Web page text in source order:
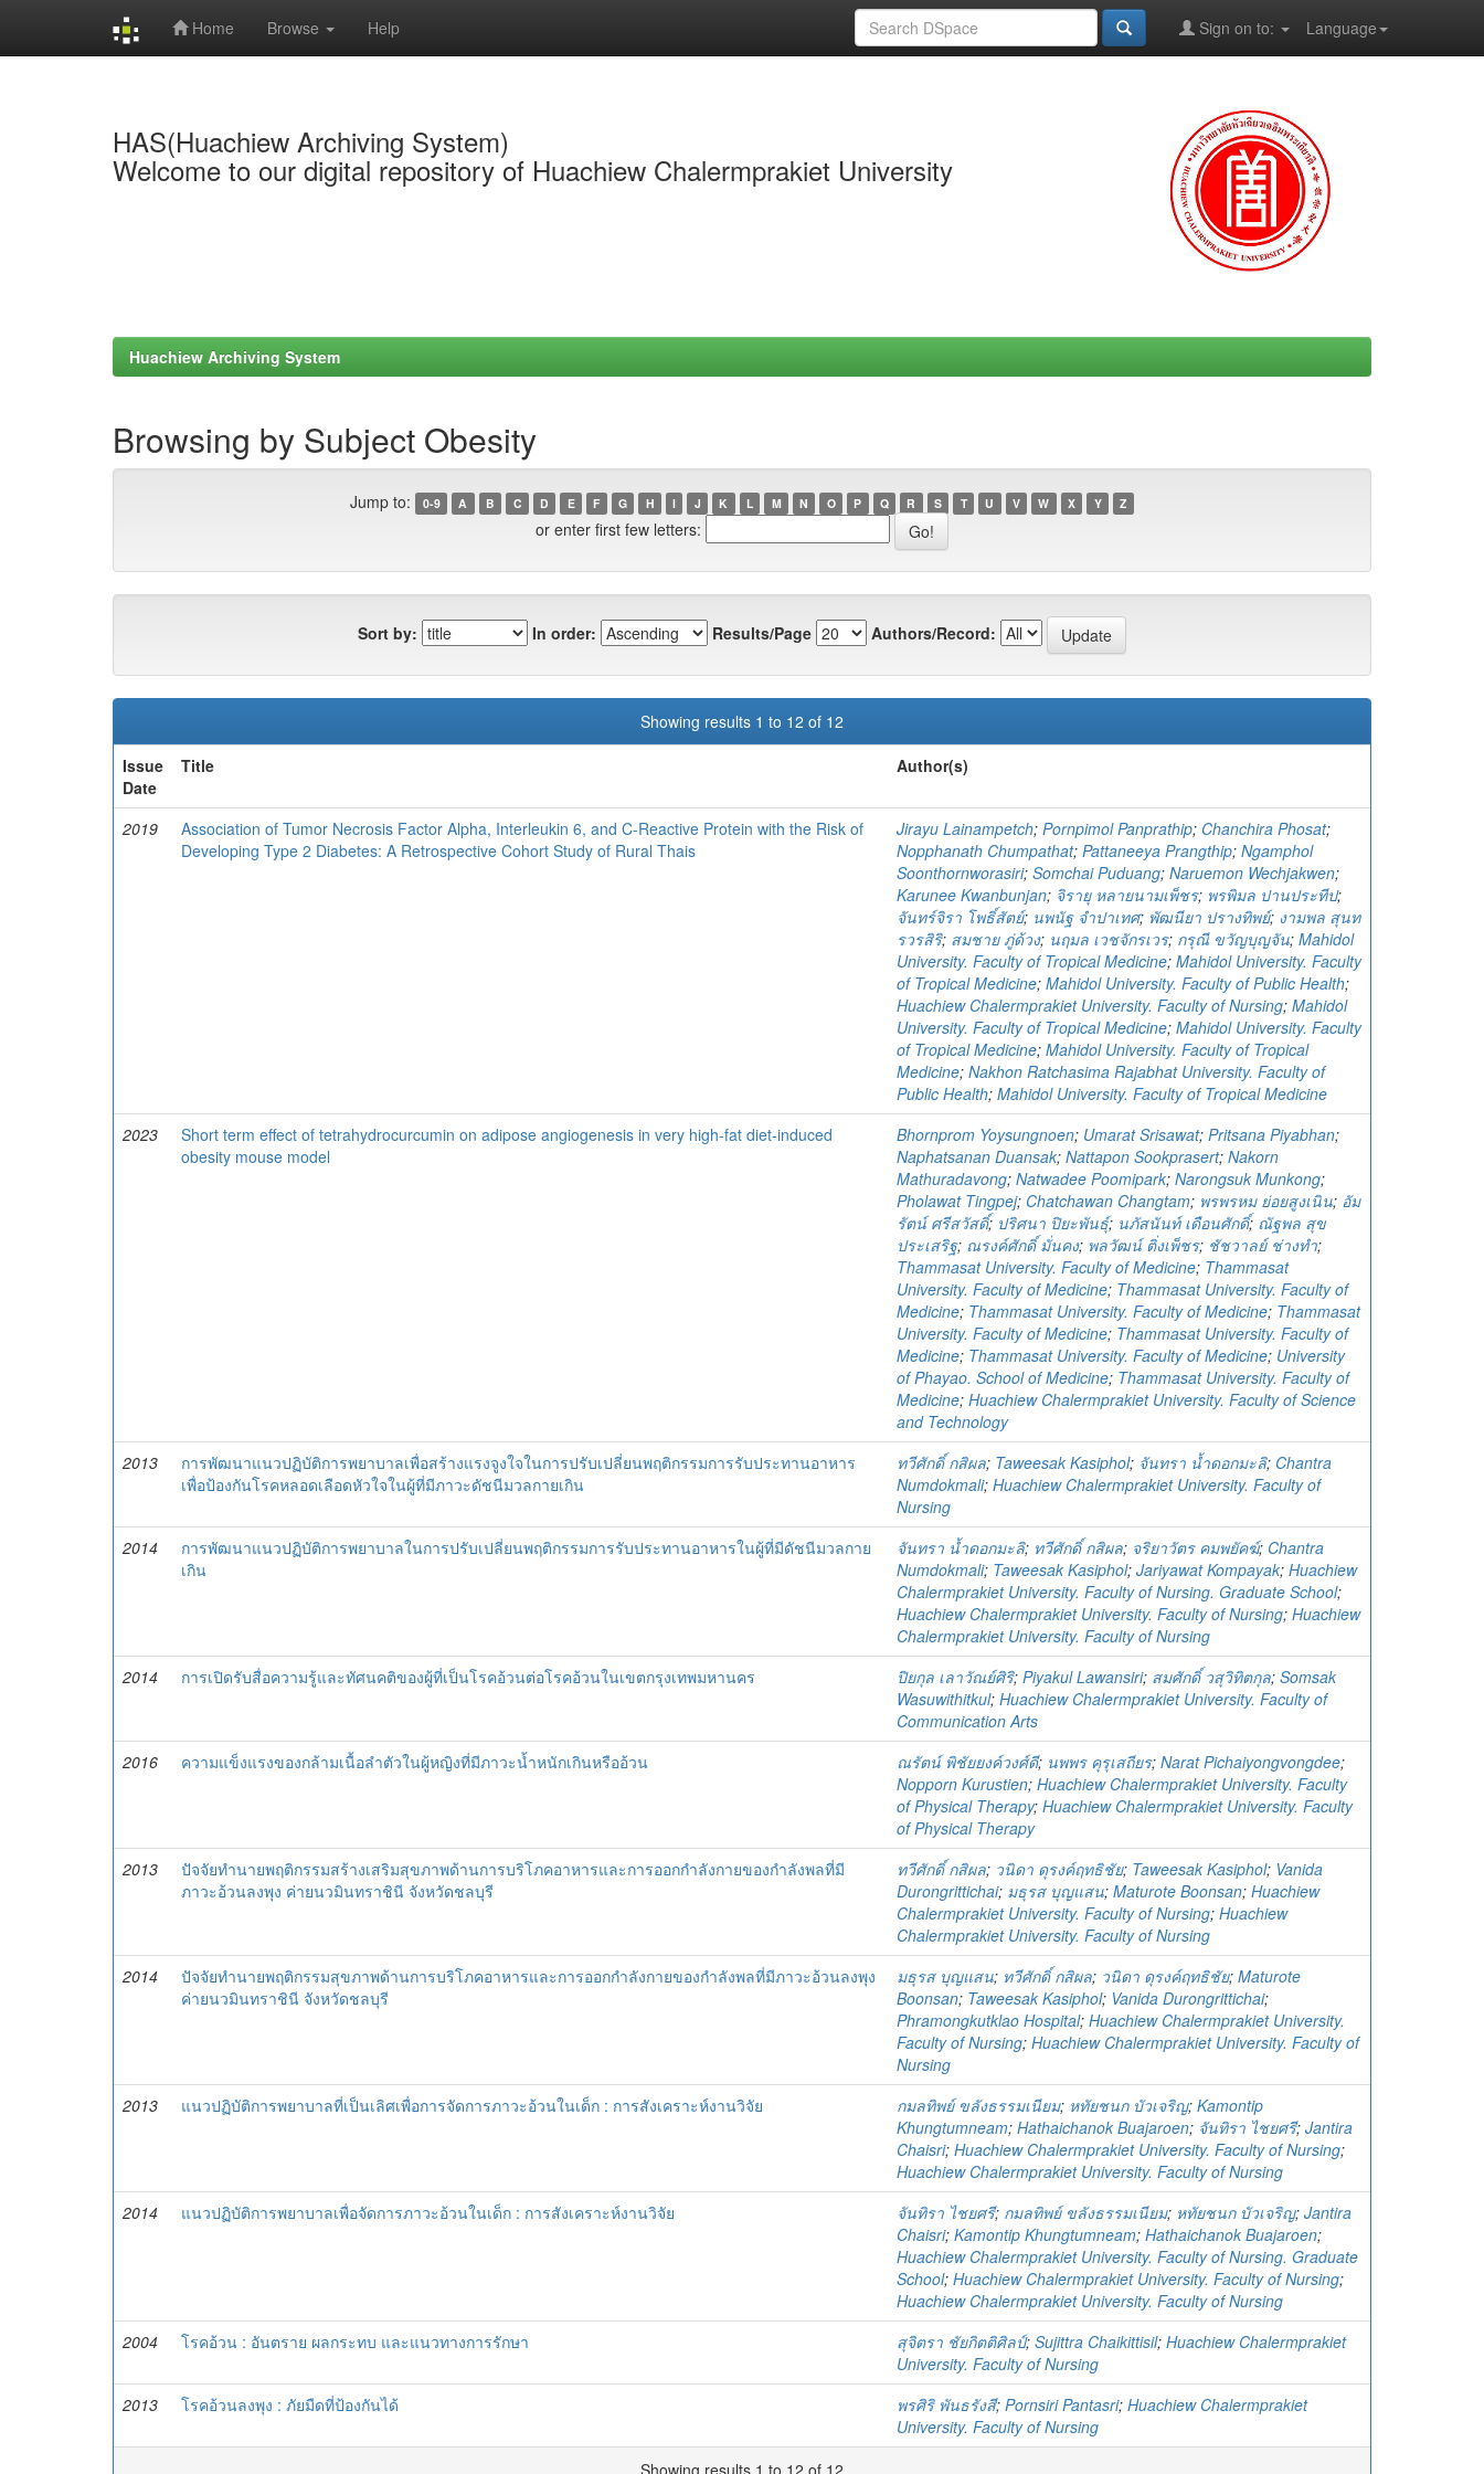
Home Browse Help Language
Sign on to:
HAS(Huachiew Archiving System)
Welcome to our digital repository of Huachiew Chalermprakiet University
Huachiew Archiving System
Browsing by Subject Obesity
Jump to: 0-9 A B C D E F G H I J K L M N O P Q R S T U V W X Y Z
or enter first few letters:
Sort by: In order: Results/Page Authors/Record:
Showing results 1 to 12 of 12
Issue
Date
Title Author(s)
2019
Association of Tumor Necrosis Factor Alpha, Interleukin 6, and C-Reactive Protein with the Risk of
Developing Type 2 Diabetes: A Retrospective Cohort Study of Rural Thais
Jirayu Lainampetch; Pornpimol Panprathip; Chanchira Phosat;
Nopphanath Chumpathat; Pattaneeya Prangthip; Ngamphol
Soonthornworasiri; Somchai Puduang; Naruemon Wechjakwen;
Karunee Kwanbunjan; จิรายุ หลายนามเพ็ชร; พรพิมล ปานประทีป;
จันทร์จิรา โพธิ์สัตย์; นพนัฐ จำปาเทศ; พัฒนียา ปรางทิพย์; งามพล สุนท
รวรสิริ; สมชาย ภู่ด้วง; นฤมล เวชจักรเวร; กรุณี ขวัญบุญจัน; Mahidol
University. Faculty of Tropical Medicine; Mahidol University. Faculty
of Tropical Medicine; Mahidol University. Faculty of Public Health;
Huachiew Chalermprakiet University. Faculty of Nursing; Mahidol
University. Faculty of Tropical Medicine; Mahidol University. Faculty
of Tropical Medicine; Mahidol University. Faculty of Tropical
Medicine; Nakhon Ratchasima Rajabhat University. Faculty of
Public Health; Mahidol University. Faculty of Tropical Medicine
2023
Short term effect of tetrahydrocurcumin on adipose angiogenesis in very high-fat diet-induced
obesity mouse model
Bhornprom Yoysungnoen; Umarat Srisawat; Pritsana Piyabhan;
Naphatsanan Duansak; Nattapon Sookprasert; Nakorn
Mathuradavong; Natwadee Poomipark; Narongsuk Munkong;
Pholawat Tingpej; Chatchawan Changtam; พรพรหม ย่อยสูงเนิน; อัม
รัตน์ ศรีสวัสดิ์; ปริศนา ปิยะพันธุ์; นภัสนันท์ เดือนศักดิ์; ณัฐพล สุข
ประเสริฐ; ณรงค์ศักดิ์ มั่นคง; พลวัฒน์ ติ่งเพ็ชร; ชัชวาลย์ ช่างทำ;
Thammasat University. Faculty of Medicine; Thammasat
University. Faculty of Medicine; Thammasat University. Faculty of
Medicine; Thammasat University. Faculty of Medicine; Thammasat
University. Faculty of Medicine; Thammasat University. Faculty of
Medicine; Thammasat University. Faculty of Medicine; University
of Phayao. School of Medicine; Thammasat University. Faculty of
Medicine; Huachiew Chalermprakiet University. Faculty of Science
and Technology
2013
การพัฒนาแนวปฏิบัติการพยาบาลเพื่อสร้างแรงจูงใจในการปรับเปลี่ยนพฤติกรรมการรับประทานอาหาร
เพื่อป้องกันโรคหลอดเลือดหัวใจในผู้ที่มีภาวะดัชนีมวลกายเกิน
ทวีศักดิ์ กสิผล; Taweesak Kasiphol; จันทรา น้ำดอกมะลิ; Chantra
Numdokmali; Huachiew Chalermprakiet University. Faculty of
Nursing
2014
การพัฒนาแนวปฏิบัติการพยาบาลในการปรับเปลี่ยนพฤติกรรมการรับประทานอาหารในผู้ที่มีดัชนีมวลกาย
เกิน
จันทรา น้ำดอกมะลิ; ทวีศักดิ์ กสิผล; จริยาวัตร คมพยัคฆ์; Chantra
Numdokmali; Taweesak Kasiphol; Jariyawat Kompayak; Huachiew
Chalermprakiet University. Faculty of Nursing. Graduate School;
Huachiew Chalermprakiet University. Faculty of Nursing; Huachiew
Chalermprakiet University. Faculty of Nursing
2014
การเปิดรับสื่อความรู้และทัศนคติของผู้ที่เป็นโรคอ้วนต่อโรคอ้วนในเขตกรุงเทพมหานคร ปิยกุล เลาวัณย์ศิริ; Piyakul Lawansiri; สมศักดิ์ วสุวิทิตกุล; Somsak
Wasuwithitkul; Huachiew Chalermprakiet University. Faculty of
Communication Arts
2016
ความแข็งแรงของกล้ามเนื้อลำตัวในผู้หญิงที่มีภาวะน้ำหนักเกินหรืออ้วน ณรัตน์ พิชัยยงค์วงศ์ดี; นพพร คุรุเสถียร; Narat Pichaiyongvongdee;
Nopporn Kurustien; Huachiew Chalermprakiet University. Faculty
of Physical Therapy; Huachiew Chalermprakiet University. Faculty
of Physical Therapy
2013
ปัจจัยทำนายพฤติกรรมสร้างเสริมสุขภาพด้านการบริโภคอาหารและการออกกำลังกายของกำลังพลที่มี
ภาวะอ้วนลงพุง ค่ายนวมินทราชินี จังหวัดชลบุรี
ทวีศักดิ์ กสิผล; วนิดา ดุรงค์ฤทธิชัย; Taweesak Kasiphol; Vanida
Durongrittichai; มธุรส บุญแสน; Maturote Boonsan; Huachiew
Chalermprakiet University. Faculty of Nursing; Huachiew
Chalermprakiet University. Faculty of Nursing
2014
ปัจจัยทำนายพฤติกรรมสุขภาพด้านการบริโภคอาหารและการออกกำลังกายของกำลังพลที่มีภาวะอ้วนลงพุง
ค่ายนวมินทราชินี จังหวัดชลบุรี
มธุรส บุญแสน; ทวีศักดิ์ กสิผล; วนิดา ดุรงค์ฤทธิชัย; Maturote
Boonsan; Taweesak Kasiphol; Vanida Durongrittichai;
Phramongkutklao Hospital; Huachiew Chalermprakiet University.
Faculty of Nursing; Huachiew Chalermprakiet University. Faculty of
Nursing
2013
แนวปฏิบัติการพยาบาลที่เป็นเลิศเพื่อการจัดการภาวะอ้วนในเด็ก : การสังเคราะห์งานวิจัย กมลทิพย์ ขลังธรรมเนียม; หทัยชนก บัวเจริญ; Kamontip
Khungtumneam; Hathaichanok Buajaroen; จันทิรา ไชยศรี; Jantira
Chaisri; Huachiew Chalermprakiet University. Faculty of Nursing;
Huachiew Chalermprakiet University. Faculty of Nursing
2014
แนวปฏิบัติการพยาบาลเพื่อจัดการภาวะอ้วนในเด็ก : การสังเคราะห์งานวิจัย จันทิรา ไชยศรี; กมลทิพย์ ขลังธรรมเนียม; หทัยชนก บัวเจริญ; Jantira
Chaisri; Kamontip Khungtumneam; Hathaichanok Buajaroen;
Huachiew Chalermprakiet University. Faculty of Nursing. Graduate
School; Huachiew Chalermprakiet University. Faculty of Nursing;
Huachiew Chalermprakiet University. Faculty of Nursing
2004
โรคอ้วน : อันตราย ผลกระทบ และแนวทางการรักษา สุจิตรา ชัยกิตติศิลป์; Sujittra Chaikittisil; Huachiew Chalermprakiet
University. Faculty of Nursing
2013
โรคอ้วนลงพุง : ภัยมืดที่ป้องกันได้ พรศิริ พันธรังสี; Pornsiri Pantasri; Huachiew Chalermprakiet
University. Faculty of Nursing
Showing results 1 to 12 of 12